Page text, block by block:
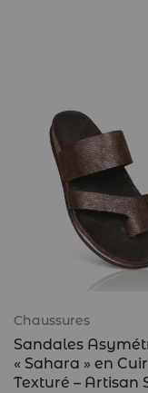
Chaussures
Sandales
« Sahara » en Cuir
Texturé – Artisan